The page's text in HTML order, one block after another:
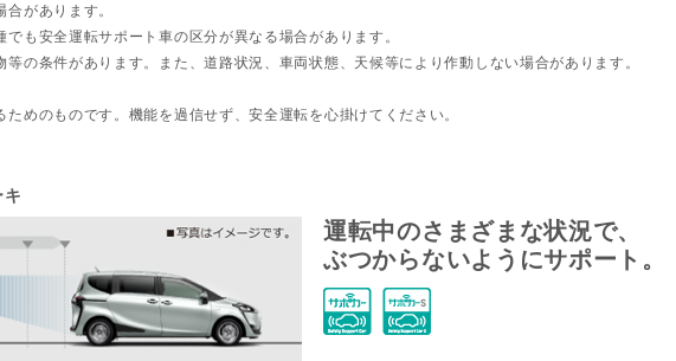
があります。
も安全運転サポート車の区分が異なる場合があります。
の条件があります。また、道路状況、車両状態、天候等により作動しない場合があります。
めのものです。機能を過信せず、安全運転を心掛けてください。
運転中のさまざまな状況で、
ぶつからないようにサポート。